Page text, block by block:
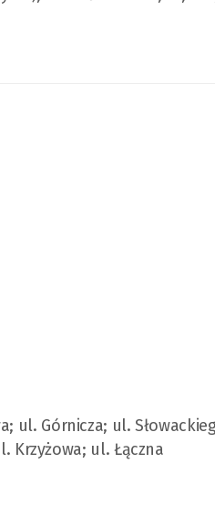
ul. Górnicza; ul.
Krzyżowa; ul. Łączna